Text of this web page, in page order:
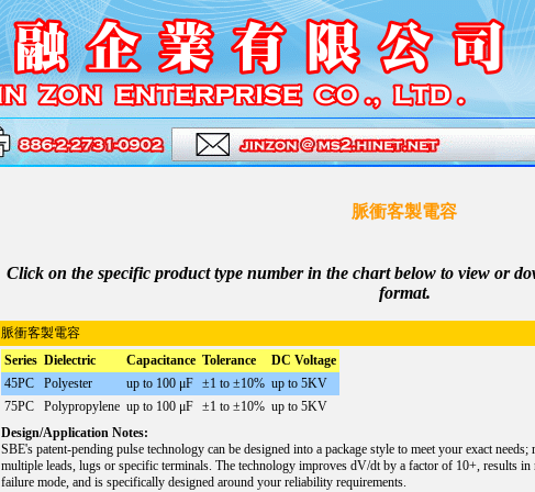
脈衝客製電容
Click on the specific product type number in the chart below to view or
format.
脈衝客製電容
Series Dielectric Capacitance Tolerance
DC Voltage
45PC
Polyester up to 100 μF ±1 to ±10% up to 5KV
75PC
Polypropylene up to 100 μF ±1 to ±10% up to 5KV
Design/Application Notes:
SBE's patent-pending pulse technology can be designed into a package style to meet your exact
multiple leads, lugs or specific terminals. The technology improves dV/dt by a factor of 10+, results in
failure mode, and is specifically designed around your reliability requirements.